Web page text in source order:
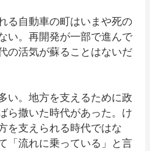
る自動車の町はいまや死の
い。再開発が一部で進んで
の活気が蘇ることはないだ
い。地方を支えるために政
ら撒いた時代があった。け
を支えられる時代ではな
「流れに乗っている」と言